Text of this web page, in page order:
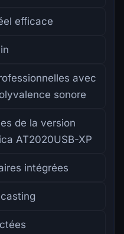
efficace
avec
sonore
de la version
AT2020USB-XP
intégrées